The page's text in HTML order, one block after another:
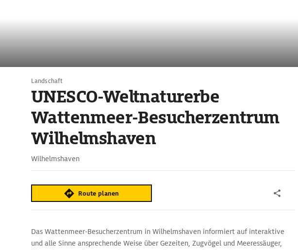
Landschaft
UNESCO-Weltnaturerbe
Wattenmeer-Besucherzentrum
Wilhelmshaven
Wilhelmshaven
Route planen
Das Wattenmeer-Besucherzentrum in Wilhelmshaven informiert auf interaktive
und alle Sinne ansprechende Weise über Gezeiten, Zugvögel und Meeressäuger,